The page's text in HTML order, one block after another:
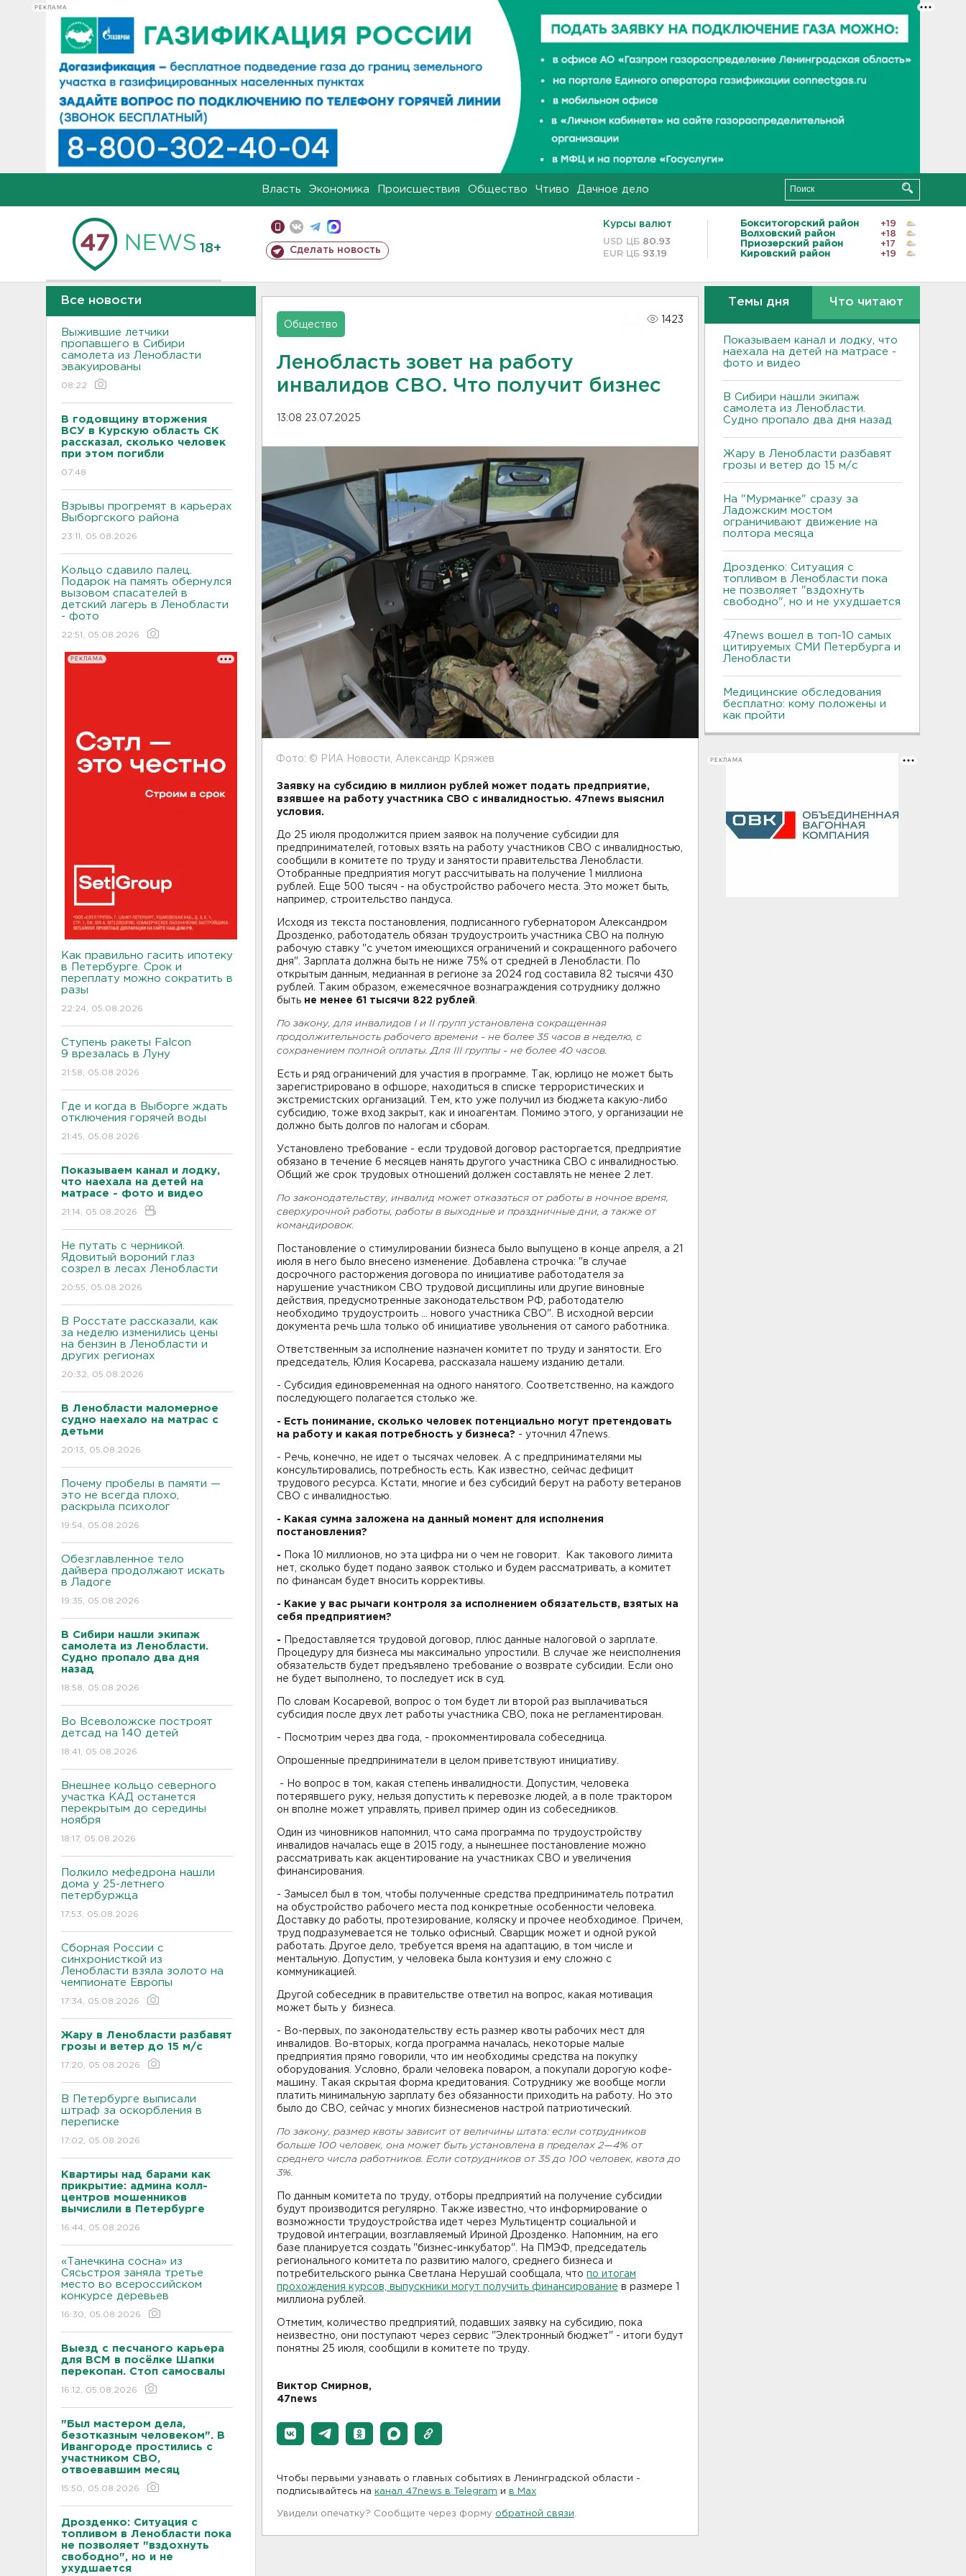
РЕКЛАМА
Власть Экономика Происшествия Общество Чтиво Дачное дело
18+ Сделать новость
Курсы валют
USD ЦБ 80.93
EUR ЦБ 93.19
Бокситогорский район
+19
Волховский район
+18
Приозерский район
+17
Кировский район
+19
Все новости
Выжившие летчики
пропавшего в Сибири
самолета из Ленобласти
эвакуированы
08:22
В годовщину вторжения
ВСУ в Курскую область СК
рассказал, сколько человек
при этом погибли
07:48
Взрывы прогремят в карьерах
Выборгского района
23:11, 05.08.2026
Кольцо сдавило палец.
Подарок на память обернулся
вызовом спасателей в
детский лагерь в Ленобласти
- фото
22:51, 05.08.2026
РЕКЛАМА
Как правильно гасить ипотеку
в Петербурге. Срок и
переплату можно сократить в
разы
22:24, 05.08.2026
Ступень ракеты Falcon
9 врезалась в Луну
21:58, 05.08.2026
Где и когда в Выборге ждать
отключения горячей воды
21:45, 05.08.2026
Показываем канал и лодку,
что наехала на детей на
матрасе - фото и видео
21:14, 05.08.2026
Не путать с черникой.
Ядовитый вороний глаз
созрел в лесах Ленобласти
20:55, 05.08.2026
В Росстате рассказали, как
за неделю изменились цены
на бензин в Ленобласти и
других регионах
20:32, 05.08.2026
В Ленобласти маломерное
судно наехало на матрас с
детьми
20:13, 05.08.2026
Почему пробелы в памяти —
это не всегда плохо,
раскрыла психолог
19:54, 05.08.2026
Обезглавленное тело
дайвера продолжают искать
в Ладоге
19:35, 05.08.2026
В Сибири нашли экипаж
самолета из Ленобласти.
Судно пропало два дня
назад
18:58, 05.08.2026
Во Всеволожске построят
детсад на 140 детей
18:41, 05.08.2026
Внешнее кольцо северного
участка КАД останется
перекрытым до середины
ноября
18:17, 05.08.2026
Полкило мефедрона нашли
дома у 25-летнего
петербуржца
17:53, 05.08.2026
Сборная России с
синхронисткой из
Ленобласти взяла золото на
чемпионате Европы
17:34, 05.08.2026
Жару в Ленобласти разбавят
грозы и ветер до 15 м/с
17:20, 05.08.2026
В Петербурге выписали
штраф за оскорбления в
переписке
17:02, 05.08.2026
Квартиры над барами как
прикрытие: админа колл-
центров мошенников
вычислили в Петербурге
16:44, 05.08.2026
«Танечкина сосна» из
Сясьстроя заняла третье
место во всероссийском
конкурсе деревьев
16:30, 05.08.2026
Выезд с песчаного карьера
для ВСМ в посёлке Шапки
перекопан. Стоп самосвалы
16:12, 05.08.2026
"Был мастером дела,
безотказным человеком". В
Ивангороде простились с
участником СВО,
отвоевавшим месяц
15:50, 05.08.2026
Дрозденко: Ситуация с
топливом в Ленобласти пока
не позволяет "вздохнуть
свободно", но и не
ухудшается
Общество
1423
Ленобласть зовет на работу
инвалидов СВО. Что получит бизнес
13:08 23.07.2025
Фото: © РИА Новости, Александр Кряжев
Заявку на субсидию в миллион рублей может подать предприятие,
взявшее на работу участника СВО с инвалидностью. 47news выяснил
условия.
До 25 июля продолжится прием заявок на получение субсидии для
предпринимателей, готовых взять на работу участников СВО с инвалидностью,
сообщили в комитете по труду и занятости правительства Ленобласти.
Отобранные предприятия могут рассчитывать на получение 1 миллиона
рублей. Еще 500 тысяч - на обустройство рабочего места. Это может быть,
например, строительство пандуса.
Исходя из текста постановления, подписанного губернатором Александром
Дрозденко, работодатель обязан трудоустроить участника СВО на полную
рабочую ставку "с учетом имеющихся ограничений и сокращенного рабочего
дня". Зарплата должна быть не ниже 75% от средней в Ленобласти. По
открытым данным, медианная в регионе за 2024 год составила 82 тысячи 430
рублей. Таким образом, ежемесячное вознаграждения сотруднику должно
быть не менее 61 тысячи 822 рублей
По закону, для инвалидов I и II групп установлена сокращенная
продолжительность рабочего времени - не более 35 часов в неделю, с
сохранением полной оплаты. Для III группы - не более 40 часов.
Есть и ряд ограничений для участия в программе. Так, юрлицо не может быть
зарегистрировано в офшоре, находиться в списке террористических и
экстремистских организаций. Тем, кто уже получил из бюджета какую-либо
субсидию, тоже вход закрыт, как и иноагентам. Помимо этого, у организации не
должно быть долгов по налогам и сборам.
Установлено требование - если трудовой договор расторгается, предприятие
обязано в течение 6 месяцев нанять другого участника СВО с инвалидностью.
Общий же срок трудовых отношений должен составлять не менее 2 лет.
По законодательству, инвалид может отказаться от работы в ночное время,
сверхурочной работы, работы в выходные и праздничные дни, а также от
командировок.
Постановление о стимулировании бизнеса было выпущено в конце апреля, а 21
июля в него было внесено изменение. Добавлена строчка: "в случае
досрочного расторжения договора по инициативе работодателя за
нарушение участником СВО трудовой дисциплины или другие виновные
действия, предусмотренные законодательством РФ, работодателю
необходимо трудоустроить … нового участника СВО". В исходной версии
документа речь шла только об инициативе увольнения от самого работника.
Ответственным за исполнение назначен комитет по труду и занятости. Его
председатель, Юлия Косарева, рассказала нашему изданию детали.
- Субсидия единовременная на одного нанятого. Соответственно, на каждого
последующего полагается столько же.
- Есть понимание, сколько человек потенциально могут претендовать
на работу и какая потребность у бизнеса? - уточнил 47news.
- Речь, конечно, не идет о тысячах человек. А с предпринимателями мы
консультировались, потребность есть. Как известно, сейчас дефицит
трудового ресурса. Кстати, многие и без субсидий берут на работу ветеранов
СВО с инвалидностью.
- Какая сумма заложена на данный момент для исполнения
постановления?
-
Пока 10 миллионов, но эта цифра ни о чем не говорит. Как такового лимита
нет, сколько будет подано заявок столько и будем рассматривать, а комитет
по финансам будет вносить коррективы.
- Какие у вас рычаги контроля за исполнением обязательств, взятых на
себя предприятием?
-
Предоставляется трудовой договор, плюс данные налоговой о зарплате.
Процедуру для бизнеса мы максимально упростили. В случае же неисполнения
обязательств будет предъявлено требование о возврате субсидии. Если оно
не будет выполнено, то последует иск в суд.
По словам Косаревой, вопрос о том будет ли второй раз выплачиваться
субсидия после двух лет работы участника СВО, пока не регламентирован.
- Посмотрим через два года, - прокомментировала собеседница.
Опрошенные предприниматели в целом приветствуют инициативу.
- Но вопрос в том, какая степень инвалидности. Допустим, человека
потерявшего руку, нельзя допустить к перевозке людей, а в поле трактором
он вполне может управлять, привел пример один из собеседников.
Один из чиновников напомнил, что сама программа по трудоустройству
инвалидов началась еще в 2015 году, а нынешнее постановление можно
рассматривать как акцентирование на участниках СВО и увеличения
финансирования.
- Замысел был в том, чтобы полученные средства предприниматель потратил
на обустройство рабочего места под конкретные особенности человека.
Доставку до работы, протезирование, коляску и прочее необходимое. Причем,
труд подразумевается не только офисный. Сварщик может и одной рукой
работать. Другое дело, требуется время на адаптацию, в том числе и
ментальную. Допустим, у человека была контузия и ему сложно с
коммуникацией.
Другой собеседник в правительстве ответил на вопрос, какая мотивация
может быть у бизнеса.
- Во-первых, по законодательству есть размер квоты рабочих мест для
инвалидов. Во-вторых, когда программа началась, некоторые малые
предприятия прямо говорили, что им необходимы средства на покупку
оборудования. Условно, брали человека поваром, а покупали дорогую кофе-
машину. Такая скрытая форма кредитования. Сотруднику же вообще могли
платить минимальную зарплату без обязанности приходить на работу. Но это
было до СВО, сейчас у многих бизнесменов настрой патриотический.
По закону, размер квоты зависит от величины штата: если сотрудников
больше 100 человек, она может быть установлена в пределах 2—4% от
среднего числа работников. Если сотрудников от 35 до 100 человек, квота до
3%.
По данным комитета по труду, отборы предприятий на получение субсидии
будут производится регулярно. Также известно, что информирование о
возможности трудоустройства идет через Мультицентр социальной и
трудовой интеграции, возглавляемый Ириной Дрозденко. Напомним, на его
базе планируется создать "бизнес-инкубатор". На ПМЭФ, председатель
регионального комитета по развитию малого, среднего бизнеса и
потребительского рынка Светлана Нерушай сообщала, что по итогам
прохождения курсов, выпускники могут получить финансирование в размере 1
миллиона рублей.
Отметим, количество предприятий, подавших заявку на субсидию, пока
неизвестно, они поступают через сервис "Электронный бюджет" - итоги будут
понятны 25 июля, сообщили в комитете по труду.
Виктор Смирнов,
47news
Чтобы первыми узнавать о главных событиях в Ленинградской области -
подписывайтесь на канал 47news в Telegram и в Maх
Увидели опечатку? Сообщите через форму обратной связи
Темы дня Что читают
Показываем канал и лодку, что
наехала на детей на матрасе -
фото и видео
В Сибири нашли экипаж
самолета из Ленобласти.
Судно пропало два дня назад
Жару в Ленобласти разбавят
грозы и ветер до 15 м/с
На "Мурманке" сразу за
Ладожским мостом
ограничивают движение на
полтора месяца
Дрозденко: Ситуация с
топливом в Ленобласти пока
не позволяет "вздохнуть
свободно", но и не ухудшается
47news вошел в топ-10 самых
цитируемых СМИ Петербурга и
Ленобласти
Медицинские обследования
бесплатно: кому положены и
как пройти
РЕКЛАМА